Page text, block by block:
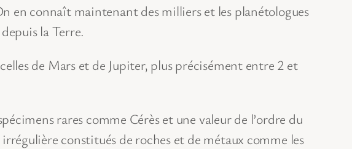
en connaît maintenant des milliers et les planétologues
la Terre.
de Mars et de Jupiter, plus précisément entre 2 et
rares comme Cérès et une valeur de l’ordre du
constitués de roches et de métaux comme les